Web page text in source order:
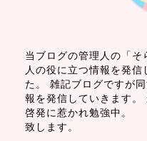
当ブログの管理人の「そ
人の役に立つ情報を発信
た。 雑記ブログですが
報を発信していきます。
啓発に惹かれ勉強中
致します。